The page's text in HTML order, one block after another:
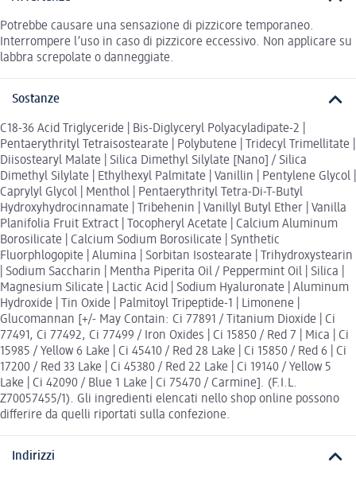
Potrebbe causare una sensazione di pizzicore temporaneo.
Interrompere l’uso in caso di pizzicore eccessivo. Non applicare su
labbra screpolate o danneggiate.
Sostanze
C18-36 Acid Triglyceride | Bis-Diglyceryl Polyacyladipate-2 |
Pentaerythrityl Tetraisostearate | Polybutene | Tridecyl Trimellitate |
Diisostearyl Malate | Silica Dimethyl Silylate [Nano] / Silica
Dimethyl Silylate | Ethylhexyl Palmitate | Vanillin | Pentylene Glycol |
Caprylyl Glycol | Menthol | Pentaerythrityl Tetra-Di-T-Butyl
Hydroxyhydrocinnamate | Tribehenin | Vanillyl Butyl Ether | Vanilla
Planifolia Fruit Extract | Tocopheryl Acetate | Calcium Aluminum
Borosilicate | Calcium Sodium Borosilicate | Synthetic
Fluorphlogopite | Alumina | Sorbitan Isostearate | Trihydroxystearin
| Sodium Saccharin | Mentha Piperita Oil / Peppermint Oil | Silica |
Magnesium Silicate | Lactic Acid | Sodium Hyaluronate | Aluminum
Hydroxide | Tin Oxide | Palmitoyl Tripeptide-1 | Limonene |
Glucomannan [+/- May Contain: Ci 77891 / Titanium Dioxide | Ci
77491, Ci 77492, Ci 77499 / Iron Oxides | Ci 15850 / Red 7 | Mica | Ci
15985 / Yellow 6 Lake | Ci 45410 / Red 28 Lake | Ci 15850 / Red 6 | Ci
17200 / Red 33 Lake | Ci 45380 / Red 22 Lake | Ci 19140 / Yellow 5
Lake | Ci 42090 / Blue 1 Lake | Ci 75470 / Carmine]. (F.I.L.
Z70057455/1). Gli ingredienti elencati nello shop online possono
differire da quelli riportati sulla confezione.
Indirizzi